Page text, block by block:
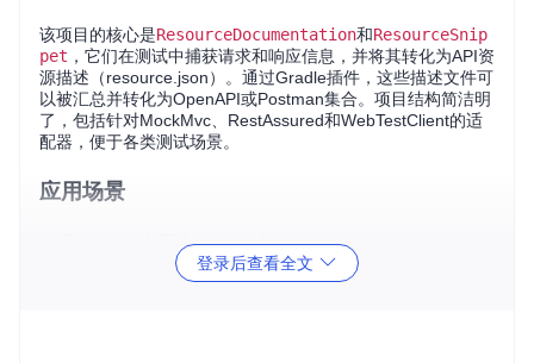
该项目的核心是ResourceDocumentation和ResourceSnip
pet ，它们在测试中捕获请求和响应信息，并将其转化为API资
源描述（resource.json）。通过Gradle插件，这些描述文件可
以被汇总并转化为OpenAPI或Postman集合。项目结构简洁明
了，包括针对MockMvc、RestAssured和WebTestClient的适
配器，便于各类测试场景。
应用场景
开发者可以利用该库快速为新旧API创建精确的OpenAPI描
登录后查看全文